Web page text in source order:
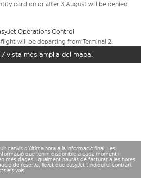
card on or after 3 August will be denied
Operations Control
will be departing from Terminal 2.
vista més amplia del mapa.
canvis d’última hora a la informació final. Les
que tenim disponible a cada moment i
més dades. Igualment hauràs de facturar a les hores
de reserva, llevat que easyJet t’indiqui el contrari.
els vols.